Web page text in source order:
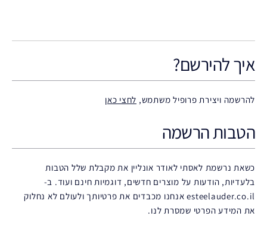
איך להירשם?
להרשמה ויצירת פרופיל משתמש, לחצי כאן
הטבות הרשמה
כשאת נרשמת לאסתי לאודר אונליין את מקבלת שלל הטבות
בלעדיות, הודעות על מוצרים חדשים, דוגמיות חינם ועוד. ב-
esteelauder.co.il אנחנו מכבדים את פרטיותך ולעולם לא נחלוק
את המידע הפרטי שמסרת לנו.